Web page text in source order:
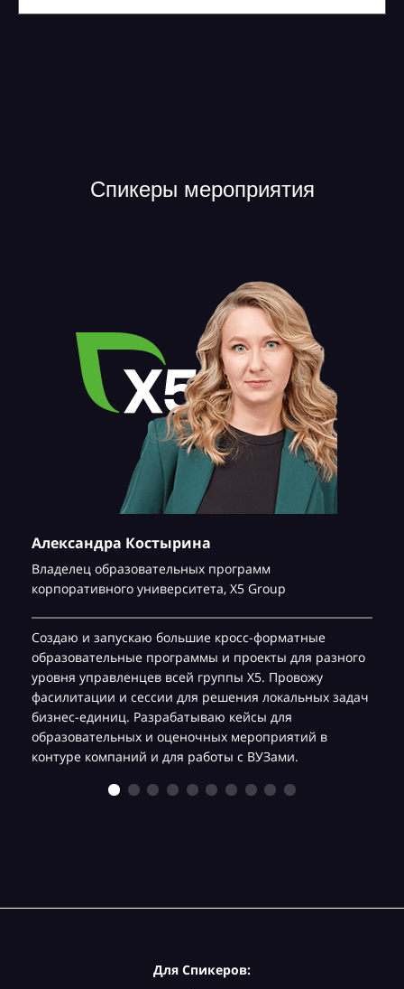
Спикеры мероприятия
Александра Костырина
Владелец образовательных программ
корпоративного университета, Х5 Group
Создаю и запускаю большие кросс-форматные
образовательные программы и проекты для разного
уровня управленцев всей группы Х5. Провожу
фасилитации и сессии для решения локальных задач
бизнес-единиц. Разрабатываю кейсы для
образовательных и оценочных мероприятий в
контуре компаний и для работы с ВУЗами.
Для Спикеров: